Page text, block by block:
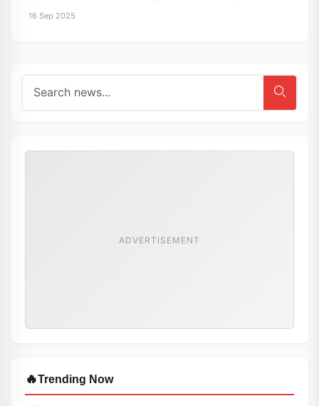
16 Sep 2025
ADVERTISEMENT
🔥Trending Now